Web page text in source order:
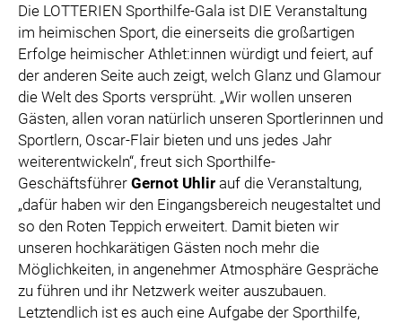
Die LOTTERIEN Sporthilfe-Gala ist DIE Veranstaltung
im heimischen Sport, die einerseits die großartigen
Erfolge heimischer Athlet:innen würdigt und feiert, auf
der anderen Seite auch zeigt, welch Glanz und Glamour
die Welt des Sports versprüht. „Wir wollen unseren
Gästen, allen voran natürlich unseren Sportlerinnen und
Sportlern, Oscar-Flair bieten und uns jedes Jahr
weiterentwickeln“, freut sich Sporthilfe-
Geschäftsführer Gernot Uhlir auf die Veranstaltung,
„dafür haben wir den Eingangsbereich neugestaltet und
so den Roten Teppich erweitert. Damit bieten wir
unseren hochkarätigen Gästen noch mehr die
Möglichkeiten, in angenehmer Atmosphäre Gespräche
zu führen und ihr Netzwerk weiter auszubauen.
Letztendlich ist es auch eine Aufgabe der Sporthilfe,